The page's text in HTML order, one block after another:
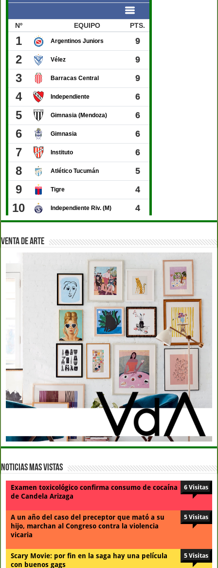
VENTA DE ARTE
Noticias Mas Vistas
Examen toxicológico confirma consumo de cocaína
de Candela Arizaga
6 Visitas
A un año del caso del preceptor que mató a su
hijo, marchan al Congreso contra la violencia
vicaria
5 Visitas
Scary Movie: por fin en la saga hay una película
con buenos gags
5 Visitas